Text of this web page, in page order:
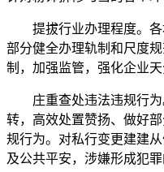
提拔行业办理程度。各
部分健全办理轨制和尺度
制，加强监管，强化企业天
庄重查处违法违规行为
转，高效处置赞扬、做好
规行为。对私行变更建建
及公共平安，涉嫌形成犯